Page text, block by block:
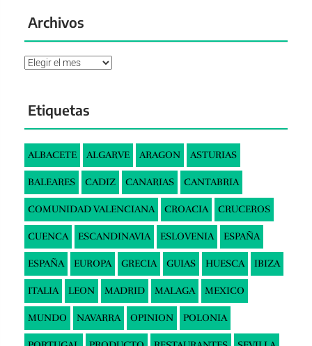
Archivos
Archivos
Etiquetas
ALBACETE ALGARVE ARAGON ASTURIAS
BALEARES CADIZ CANARIAS CANTABRIA
COMUNIDAD VALENCIANA CROACIA CRUCEROS
CUENCA ESCANDINAVIA ESLOVENIA ESPAÑA
ESPAÑA EUROPA GRECIA GUIAS HUESCA IBIZA
ITALIA LEON MADRID MALAGA MEXICO
MUNDO NAVARRA OPINION POLONIA